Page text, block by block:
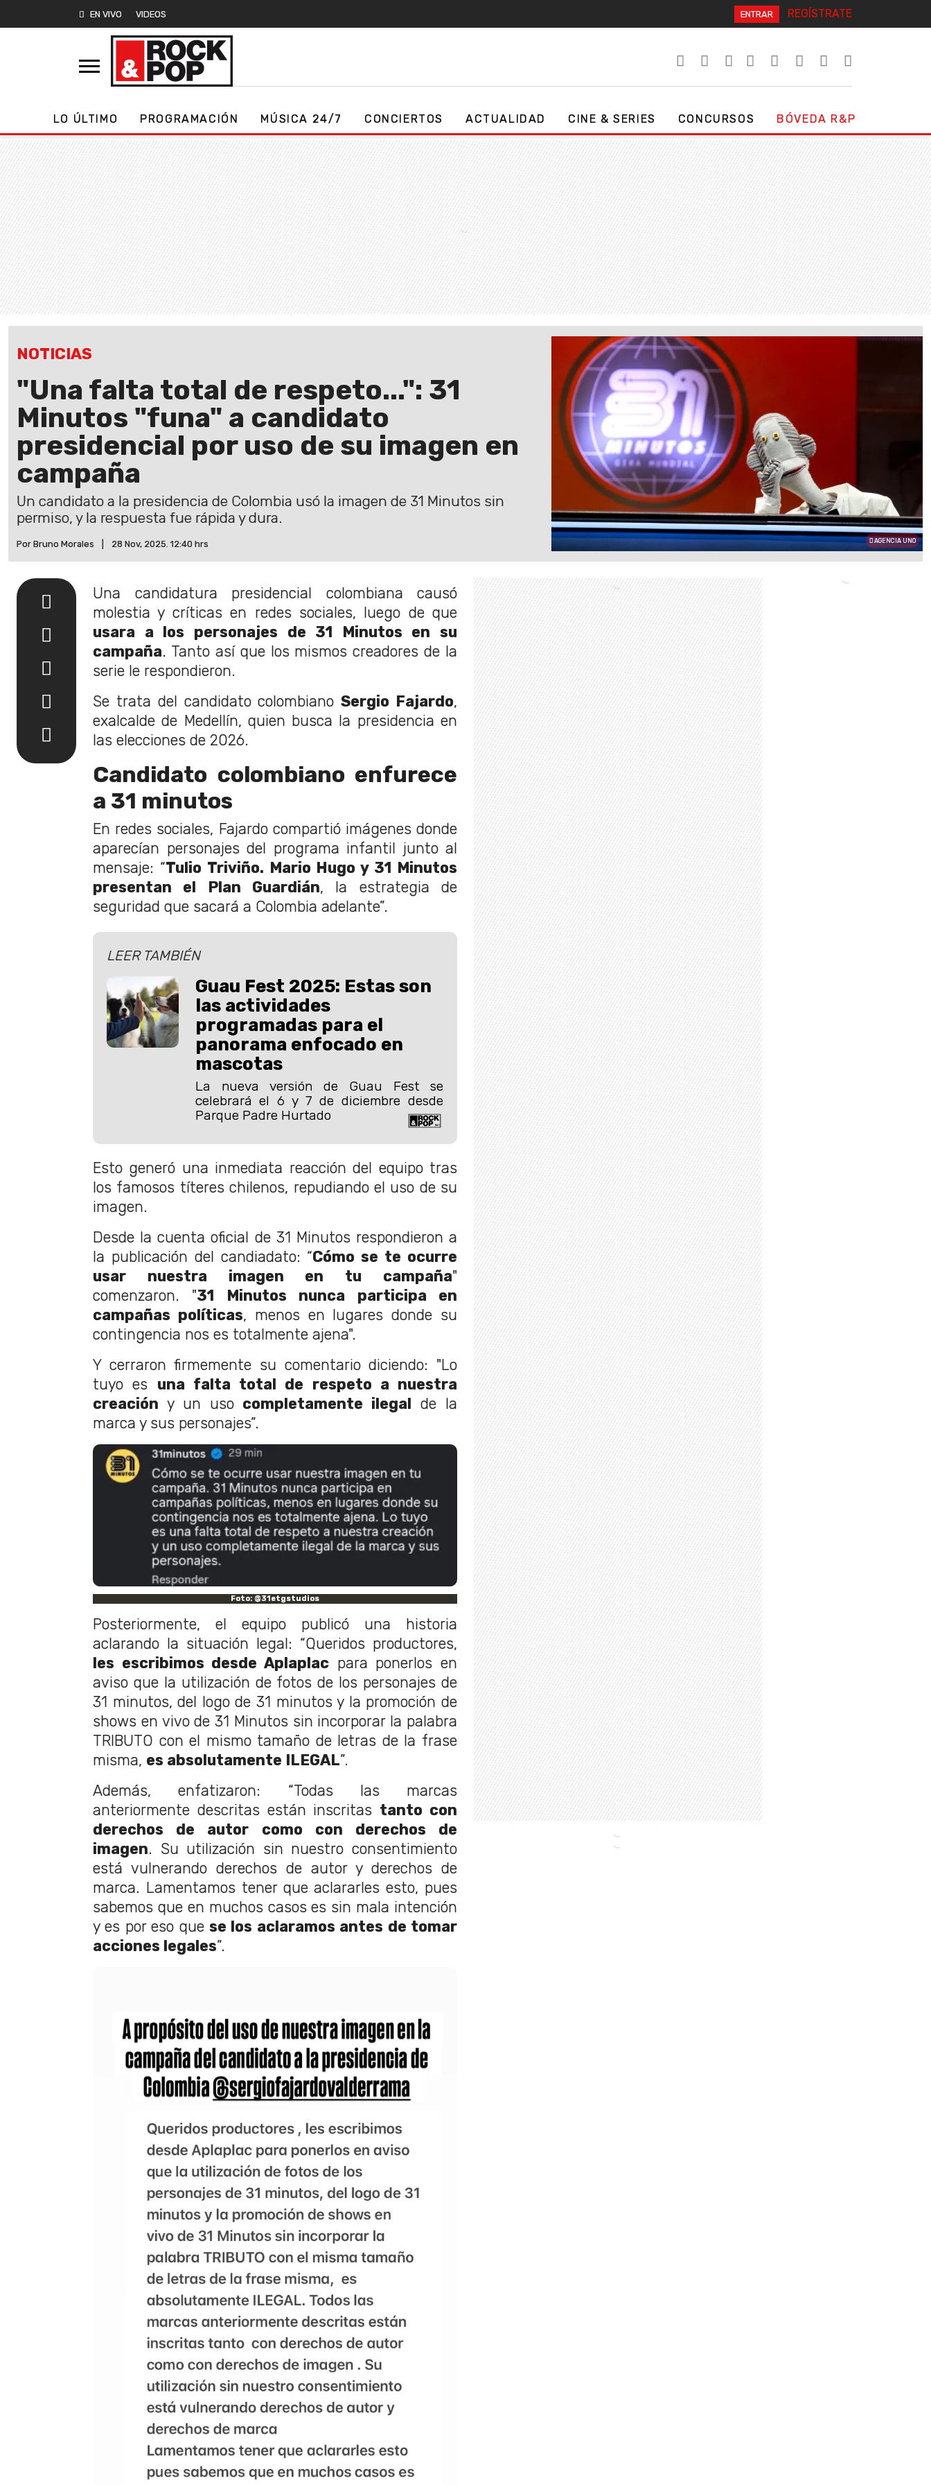
EN VIVO VIDEOS ENTRAR REGÍSTRATE
LO ÚLTIMO PROGRAMACIÓN MÚSICA 24/7 CONCIERTOS ACTUALIDAD CINE & SERIES CONCURSOS BÓVEDA R&P
NOTICIAS
"Una falta total de respeto...": 31
Minutos "funa" a candidato
presidencial por uso de su imagen en
campaña
Un candidato a la presidencia de Colombia usó la imagen de 31 Minutos sin
permiso, y la respuesta fue rápida y dura.
Por Bruno Morales 28 Nov, 2025. 12:40 hrs AGENCIA UNO
Una candidatura presidencial colombiana causó
molestia y críticas en redes sociales, luego de que
usara a los personajes de 31 Minutos en su
campaña. Tanto así que los mismos creadores de la
serie le respondieron.
Se trata del candidato colombianoSergio Fajardo,
exalcalde de Medellín, quien busca la presidencia en
las elecciones de 2026.
Candidato colombiano enfurece
a 31 minutos
En redes sociales, Fajardo compartió imágenes donde
aparecían personajes del programa infantil junto al
mensaje: “Tulio Triviño. Mario Hugo y 31 Minutos
presentan el Plan Guardián, la estrategia de
seguridad que sacará a Colombia adelante”.
LEER TAMBIÉN
Guau Fest 2025: Estas son
las actividades
programadas para el
panorama enfocado en
mascotas
La nueva versión de Guau Fest se
celebrará el 6 y 7 de diciembre desde
Parque Padre Hurtado
Esto generó una inmediata reacción del equipo tras
los famosos títeres chilenos, repudiando el uso de su
imagen.
Desde la cuenta oficial de 31 Minutos respondieron a
la publicación del candiadato: “Cómo se te ocurre
usar nuestra imagen en tu campaña"
comenzaron. "31 Minutos nunca participa en
campañas políticas, menos en lugares donde su
contingencia nos es totalmente ajena".
Y cerraron firmemente su comentario diciendo: "Lo
tuyo es una falta total de respeto a nuestra
creación y un uso completamente ilegal de la
marca y sus personajes”.
Foto: @31etgstudios
Posteriormente, el equipo publicó una historia
aclarando la situación legal: “Queridos productores,
les escribimos desde Aplaplac para ponerlos en
aviso que la utilización de fotos de los personajes de
31 minutos, del logo de 31 minutos y la promoción de
shows en vivo de 31 Minutos sin incorporar la palabra
TRIBUTO con el mismo tamaño de letras de la frase
misma, es absolutamente ILEGAL”.
Además, enfatizaron: “Todas las marcas
anteriormente descritas están inscritas tanto con
derechos de autor como con derechos de
imagen. Su utilización sin nuestro consentimiento
está vulnerando derechos de autor y derechos de
marca. Lamentamos tener que aclararles esto, pues
sabemos que en muchos casos es sin mala intención
y es por eso que se los aclaramos antes de tomar
acciones legales”.